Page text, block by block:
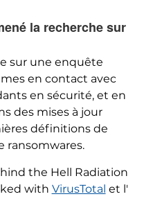
la recherche sur
sur une enquête
en contact avec
en sécurité, et en
des mises à jour
définitions de
ransomwares.
the Hell Radiation
with VirusTotal et l'